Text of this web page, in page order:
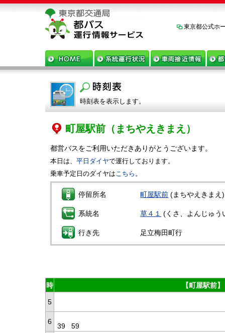
東京都公式ホ
時刻表を表示します。
町屋駅前 （まちやえきまえ）
都営バスをご利用いただきありがとうございます。
本日は、 平日ダイヤで運行しております。
乗車予定日のダイヤはこちら 。
停留所名 町屋駅前 (まちやえきまえ)
系統名 草４１ (くさ、よんじゅう
行き先 足立梅田町行
時 【町屋駅前
5
6
39
59